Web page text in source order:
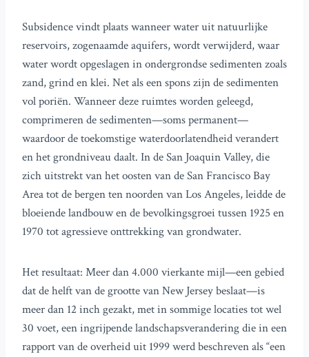
Subsidence vindt plaats wanneer water uit natuurlijke
reservoirs, zogenaamde aquifers, wordt verwijderd, waar
water wordt opgeslagen in ondergrondse sedimenten zoals
zand, grind en klei. Net als een spons zijn de sedimenten
vol poriën. Wanneer deze ruimtes worden geleegd,
comprimeren de sedimenten—soms permanent—
waardoor de toekomstige waterdoorlatendheid verandert
en het grondniveau daalt. In de San Joaquin Valley, die
zich uitstrekt van het oosten van de San Francisco Bay
Area tot de bergen ten noorden van Los Angeles, leidde de
bloeiende landbouw en de bevolkingsgroei tussen 1925 en
1970 tot agressieve onttrekking van grondwater.
Het resultaat: Meer dan 4.000 vierkante mijl—een gebied
dat de helft van de grootte van New Jersey beslaat—is
meer dan 12 inch gezakt, met in sommige locaties tot wel
30 voet, een ingrijpende landschapsverandering die in een
rapport van de overheid uit 1999 werd beschreven als “een